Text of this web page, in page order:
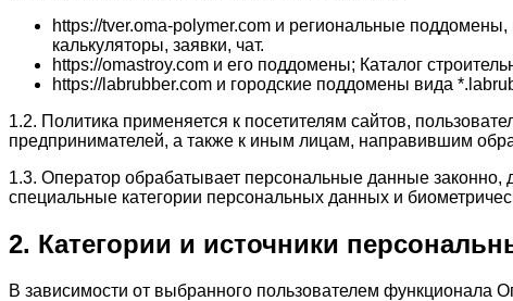
https://tver.oma-polymer.com и региональные
калькуляторы, заявки, чат.
https://omastroy.com и его поддомены; Каталог
https://labrubber.com и городские поддомены вида
1.2. Политика применяется к посетителям сайтов,
предпринимателей, а также к иным лицам, направившим
1.3. Оператор обрабатывает персональные данные
специальные категории персональных данных и
2. Категории и источники
В зависимости от выбранного пользователем функционала